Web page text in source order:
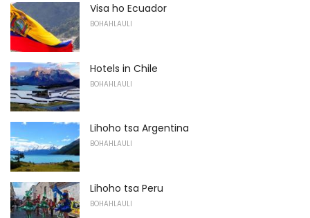
Visa ho Ecuador
BOHAHLAULI
Hotels in Chile
BOHAHLAULI
Lihoho tsa Argentina
BOHAHLAULI
Lihoho tsa Peru
BOHAHLAULI